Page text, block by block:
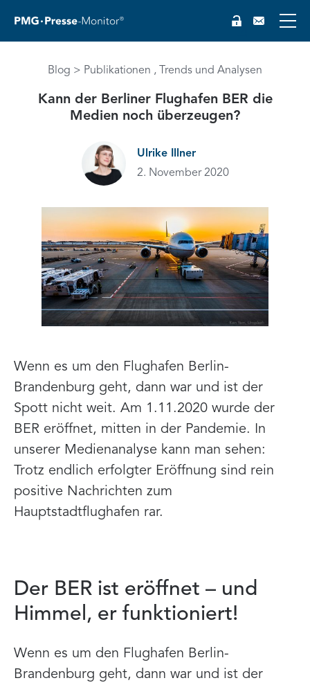
Blog Publikationen Trends und Analysen
Kann der Berliner Flughafen BER die
Medien noch überzeugen?
Ulrike Illner
2. November 2020
Wenn es um den Flughafen Berlin-
Brandenburg geht, dann war und ist der
Spott nicht weit. Am 1.11.2020 wurde der
BER eröffnet, mitten in der Pandemie. In
unserer Medienanalyse kann man sehen:
Trotz endlich erfolgter Eröffnung sind rein
positive Nachrichten zum
Hauptstadtflughafen rar.
Der BER ist eröffnet – und
Himmel, er funktioniert!
Wenn es um den Flughafen Berlin-
Brandenburg geht, dann war und ist der